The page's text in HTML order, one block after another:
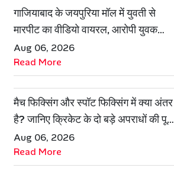
गाजियाबाद के जयपुरिया मॉल में युवती से
मारपीट का वीडियो वायरल, आरोपी युवक
हिरासत में
Aug 06, 2026
Read More
मैच फिक्सिंग और स्पॉट फिक्सिंग में क्या अंतर
है? जानिए क्रिकेट के दो बड़े अपराधों की पूरी
कहानी
Aug 06, 2026
Read More